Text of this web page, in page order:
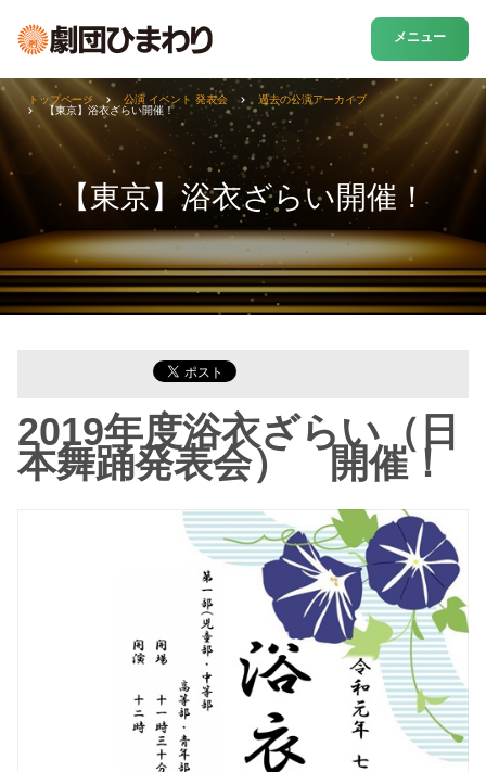
メニュー
【東京】浴衣ざらい開催！
トップページ 公演 イベント 発表会
過去の公演アーカイブ
【東京】浴衣ざらい開催！
2019年度浴衣ざらい（日
本舞踊発表会） 開催！